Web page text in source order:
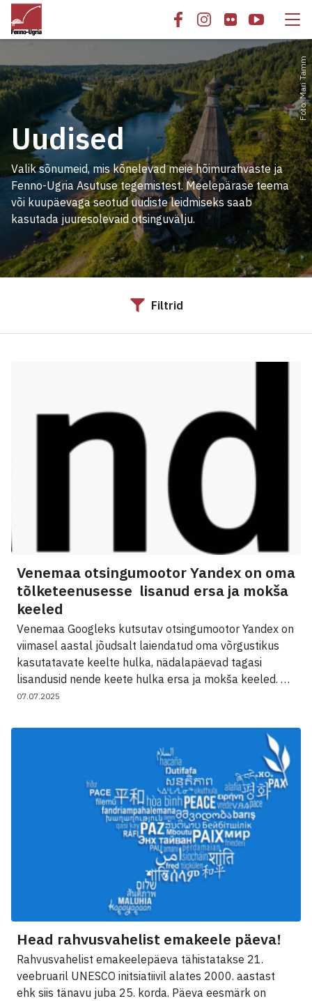
Foto: Mari Tamm
Uudised
Valik sõnumeid, mis kõnelevad meie hõimurahvaste ja
Fenno-Ugria Asutuse tegemistest. Meelepärase teema
või kuupäevaga seotud uudiste leidmiseks saab
kasutada juuresolevaid otsinguvälju.
Filtrid
Venemaa otsingumootor Yandex on oma
tõlketeenusesse lisanud ersa ja mokša
keeled
Venemaa Googleks kutsutav otsingumootor Yandex on
viimasel aastal jõudsalt laiendatud oma võrgustikus
kasutatavate keelte hulka, nädalapäevad tagasi
lisandusid nende keete hulka ersa ja mokša keeled. …
07.07.2025
Head rahvusvahelist emakeele päeva!
Rahvusvahelist emakeelepäeva tähistatakse 21.
veebruaril UNESCO initsiatiivil alates 2000. aastast
ehk siis tänavu juba 25. korda. Päeva eesmärk on